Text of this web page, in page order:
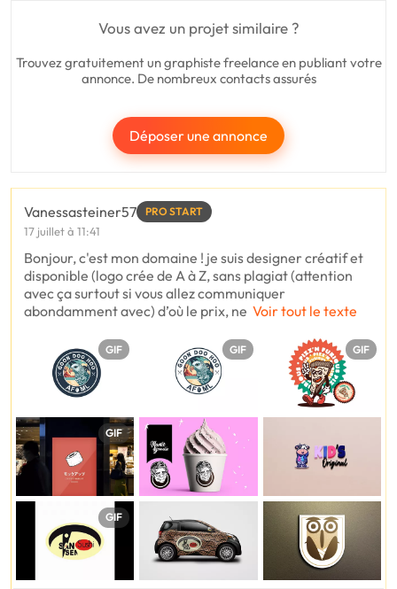
Vous avez un projet similaire ?
Trouvez gratuitement un graphiste freelance en publiant votre
annonce. De nombreux contacts assurés
Déposer une annonce
Vanessasteiner57 PRO START
17 juillet à 11:41
Bonjour, c'est mon domaine ! je suis designer créatif et
disponible (logo crée de A à Z, sans plagiat (attention
avec ça surtout si vous allez communiquer
abondamment avec) d’où le prix, ne Voir tout le texte
GIF GIF GIF
GIF
GIF